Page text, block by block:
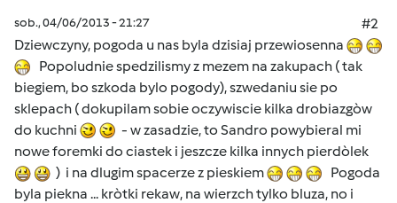
sob., 04/06/2013 - 21:27
#2
Dziewczyny, pogoda u nas byla dzisiaj przewiosenna
Popoludnie spedzilismy z mezem na zakupach ( tak
biegiem, bo szkoda bylo pogody), szwedaniu sie po
sklepach ( dokupilam sobie oczywiscie kilka drobiazgòw
do kuchni
- w zasadzie, to Sandro powybieral mi
nowe foremki do ciastek i jeszcze kilka innych pierdòlek
) i na dlugim spacerze z pieskiem
Pogoda
byla piekna ... kròtki rekaw, na wierzch tylko bluza, no i